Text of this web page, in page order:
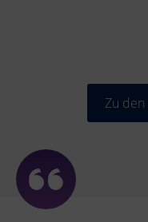
Zu